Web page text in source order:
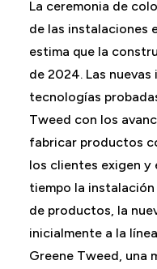
La ceremonia de
de las instalaciones
estima que la
de 2024. Las
tecnologías
Tweed con los
fabricar productos
los clientes exigen y
tiempo la
de productos, la
inicialmente a la
Greene Tweed, una